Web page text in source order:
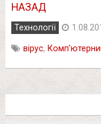
НАЗАД
Технології
вірус,